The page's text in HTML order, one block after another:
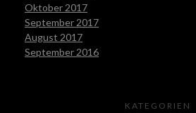
Oktober 2017
September 2017
August 2017
September 2016
KATEGORIEN